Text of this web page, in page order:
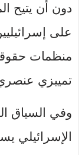
دون أن يتيح
على
منظمات
تمييزي
وفي السياق
الإسرائيلي